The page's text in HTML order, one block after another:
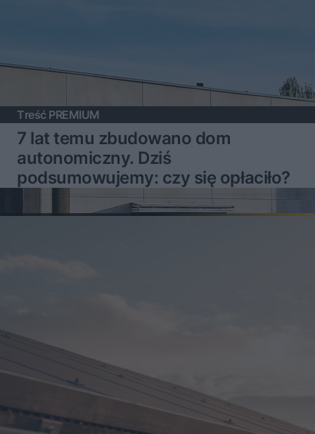
Treść PREMIUM
7 lat temu zbudowano dom
autonomiczny. Dziś
podsumowujemy: czy się opłaciło?